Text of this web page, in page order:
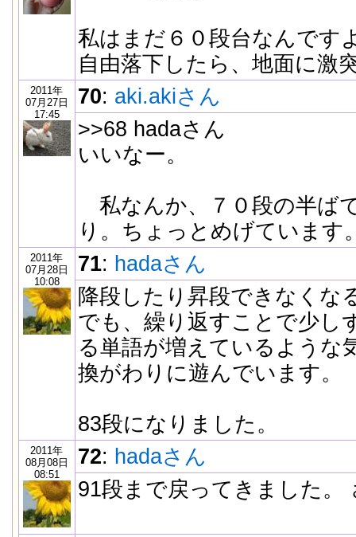
私はまだ６０段台なんです
自由落下したら、地面に激
2011年
07月27日
17:45
70: aki.akiさん
>>68 hadaさん
いいなー。
私なんか、７０段の半ば
り。ちょっとめげています
2011年
07月28日
10:08
71: hadaさん
降段したり昇段できなくな
でも、繰り返すことで少し
る単語が増えているような
換がわりに遊んでいます。
83段になりました。
2011年
08月08日
08:51
72: hadaさん
91段まで戻ってきました。